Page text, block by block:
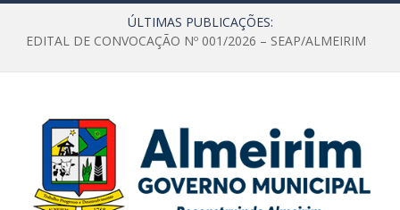
ÚLTIMAS PUBLICAÇÕES:
EDITAL DE CONVOCAÇÃO Nº 001/2026 – SEAP/ALMEIRIM